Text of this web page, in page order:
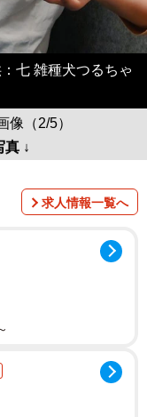
七 雑種犬つるちゃ
像（2/5）
真 ↓
求人情報一覧へ